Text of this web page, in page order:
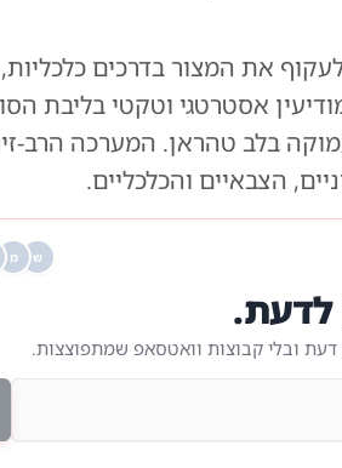
לעקוף את המצור בדרכים
אסטרטגי וטקטי בליבת
בלב טהראן. המערכה הרב-
הצבאיים והכלכליים.
ש מ
לדעת.
ובלי קבוצות וואטסאפ שמתפוצצות.